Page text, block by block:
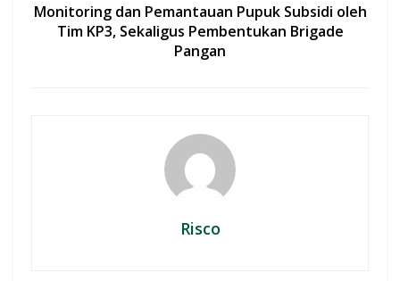
Monitoring dan Pemantauan Pupuk Subsidi oleh
Tim KP3, Sekaligus Pembentukan Brigade
Pangan
Risco